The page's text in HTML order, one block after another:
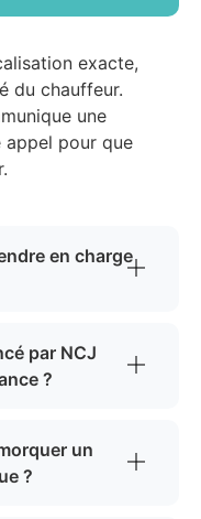
exacte,
du chauffeur.
une
pour que
en charge
par NCJ
?
un
?